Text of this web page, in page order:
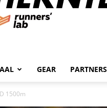
Atletieknieuws
GEAR PARTNERS
1500m